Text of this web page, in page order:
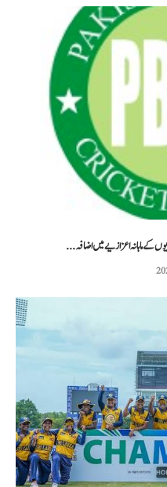
کے ماہانہ اعزازیے میں اضافہ...